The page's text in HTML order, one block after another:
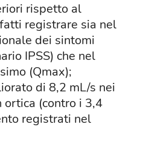
rispetto al
registrare sia nel
dei sintomi
IPSS) che nel
(Qmax);
di 8,2 mL/s nei
(contro i 3,4
registrati nel